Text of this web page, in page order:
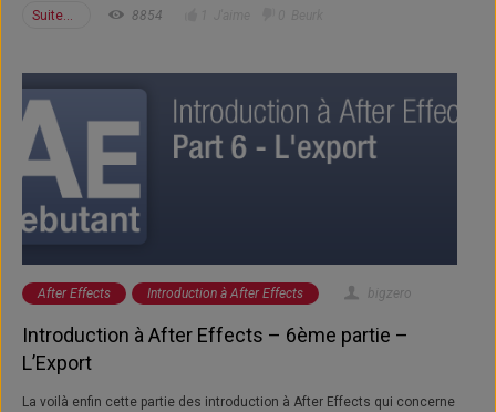
Suite... 8854
After Effects Introduction à After Effects bigzero
Introduction à After Effects – 6ème partie –
L’Export
La voilà enfin cette partie des introduction à After Effects qui concerne